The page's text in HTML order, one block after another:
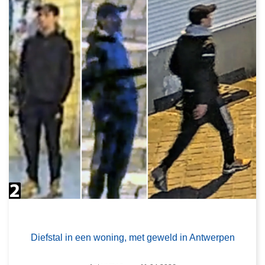
Diefstal in een woning, met geweld in Antwerpen